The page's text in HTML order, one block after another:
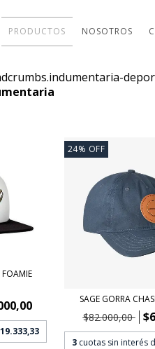
PRODUCTOS NOSOTROS
FOAMIE
24% OFF
SAGE GORRA
$82.000,00
3 cuotas sin interés